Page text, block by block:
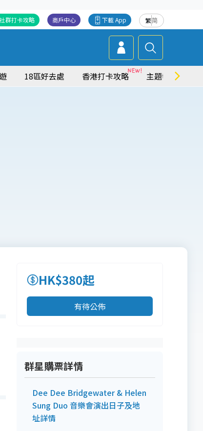
繁简
下載 App
商戶中心
社群打卡攻略
18區好去處 香港打卡攻略 主題特集
HK$380起
有待公佈
群星購票詳情
Dee Dee Bridgewater & Helen
Sung Duo 音樂會演出日子及地
址詳情